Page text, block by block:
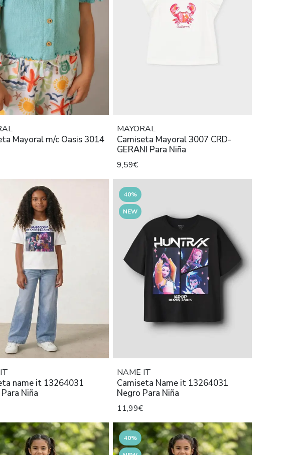
Mayoral m/c Oasis 3014
MAYORAL
Camiseta Mayoral 3007 CRD-
GERANI Para Niña
9,59€
name it 13264031
Niña
40%
NEW
NAME IT
Camiseta Name it 13264031
Negro Para Niña
11,99€
40%